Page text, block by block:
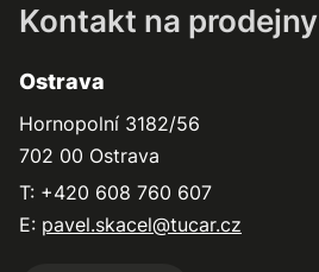
Kontakt na prodejny
Ostrava
Hornopolní 3182/56
702 00 Ostrava
T: +420 608 760 607
E: pavel.skacel@tucar.cz